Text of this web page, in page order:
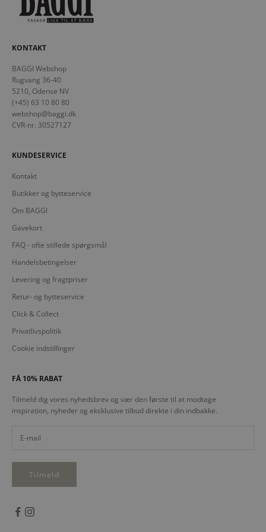
KONTAKT
BAGGI Webshop
Rugvang 36-40
5210, Odense NV
(+45) 63 10 80 80
webshop@baggi.dk
CVR-nr. 30527127
KUNDESERVICE
Kontakt
Butikker og bytteservice
Om BAGGI
Gavekort
FAQ - ofte stillede spørgsmål
Handelsbetingelser
Levering og fragtpriser
Retur- og bytteservice
Click & Collect
Privatlivspolitik
Cookie indstillinger
FÅ 10% RABAT
Tilmeld dig vores nyhedsbrev og vær den første til at modtage
inspiration, nyheder og eksklusive tilbud direkte i din indbakke.
Tilmeld